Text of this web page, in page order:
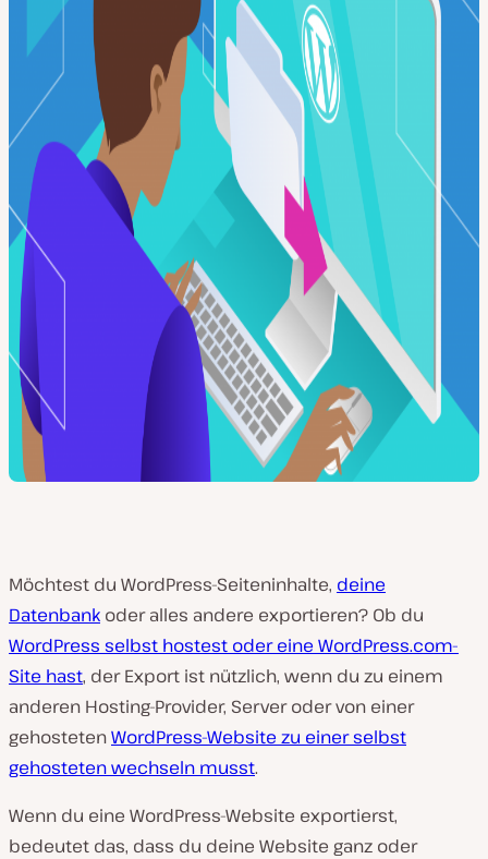
Möchtest du WordPress-Seiteninhalte, deine
Datenbank oder alles andere exportieren? Ob du
WordPress selbst hostest oder eine WordPress.com-
Site hast, der Export ist nützlich, wenn du zu einem
anderen Hosting-Provider, Server oder von einer
gehostetenWordPress-Website zu einer selbst
gehosteten wechseln musst.
Wenn du eine WordPress-Website exportierst,
bedeutet das, dass du deine Website ganz oder